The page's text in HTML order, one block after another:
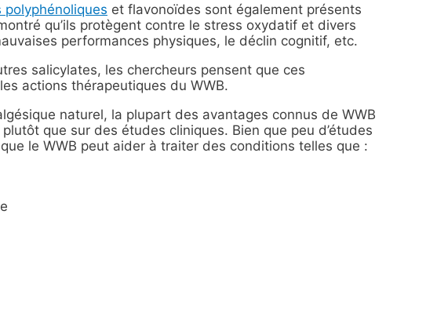
polyphénoliques et flavonoïdes sont également présents
qu’ils protègent contre le stress oxydatif et divers
performances physiques, le déclin cognitif, etc.
salicylates, les chercheurs pensent que ces
actions thérapeutiques du WWB.
naturel, la plupart des avantages connus de WWB
que sur des études cliniques. Bien que peu d’études
le WWB peut aider à traiter des conditions telles que :